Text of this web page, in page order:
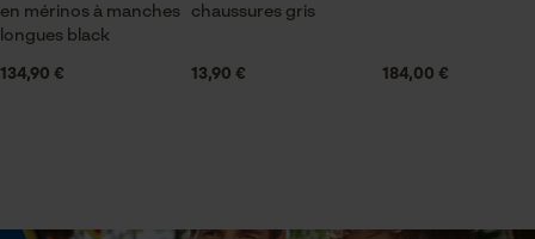
unisexe
en mérinos à manches
longues black
134,90 €
chaussures gris
13,90 € 184,00 €